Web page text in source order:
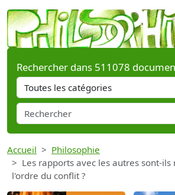
Rechercher dans 511078
Accueil
Philosophie
Les rapports avec les autres sont-
l'ordre du conflit ?